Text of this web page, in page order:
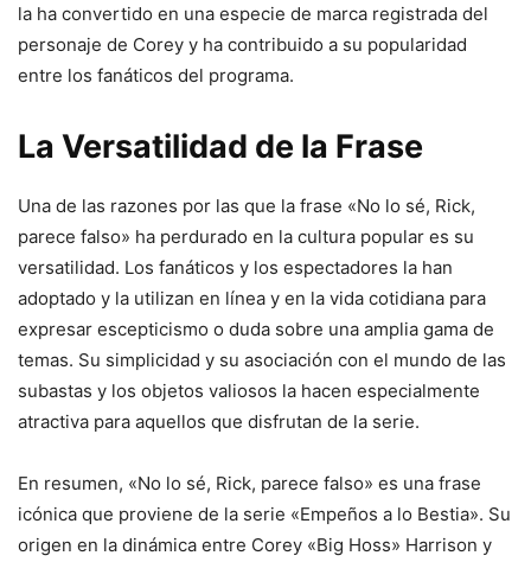
la ha convertido en una especie de marca registrada del
personaje de Corey y ha contribuido a su popularidad
entre los fanáticos del programa.
La Versatilidad de la Frase
Una de las razones por las que la frase «No lo sé, Rick,
parece falso» ha perdurado en la cultura popular es su
versatilidad. Los fanáticos y los espectadores la han
adoptado y la utilizan en línea y en la vida cotidiana para
expresar escepticismo o duda sobre una amplia gama de
temas. Su simplicidad y su asociación con el mundo de las
subastas y los objetos valiosos la hacen especialmente
atractiva para aquellos que disfrutan de la serie.
En resumen, «No lo sé, Rick, parece falso» es una frase
icónica que proviene de la serie «Empeños a lo Bestia». Su
origen en la dinámica entre Corey «Big Hoss» Harrison y